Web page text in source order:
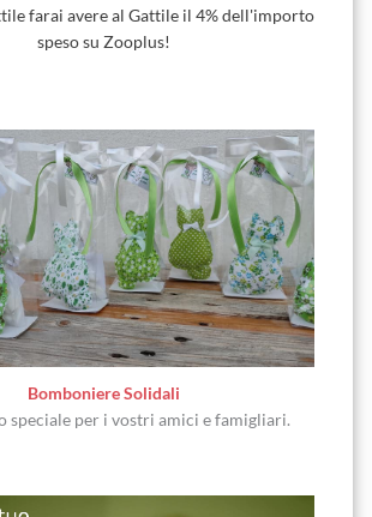
farai avere al Gattile il 4% dell'importo
speso su Zooplus!
Bomboniere Solidali
speciale per i vostri amici e famigliari.